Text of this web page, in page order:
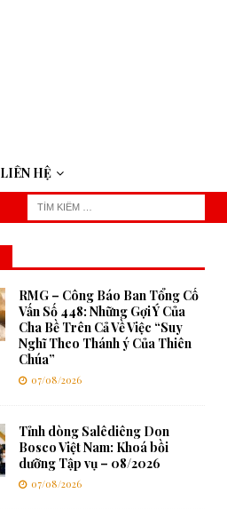
LIÊN HỆ
RMG – Công Báo Ban Tổng Cố
Vấn Số 448: Những Gợi Ý Của
Cha Bề Trên Cả Về Việc “Suy
Nghĩ Theo Thánh ý Của Thiên
Chúa”
07/08/2026
Tỉnh dòng Salêdiêng Don
Bosco Việt Nam: Khoá bồi
dưỡng Tập vụ – 08/2026
07/08/2026